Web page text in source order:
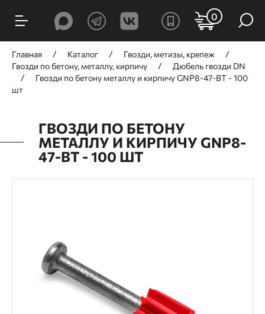
0
Главная Каталог
Гвозди, метизы, крепеж
Гвозди по бетону, металлу, кирпичу
Дюбель гвозди DN
Гвозди по бетону металлу и кирпичу GNP8-47-BT - 100
шт
ГВОЗДИ ПО БЕТОНУ
МЕТАЛЛУ И КИРПИЧУ GNP8-
47-BT - 100 ШТ